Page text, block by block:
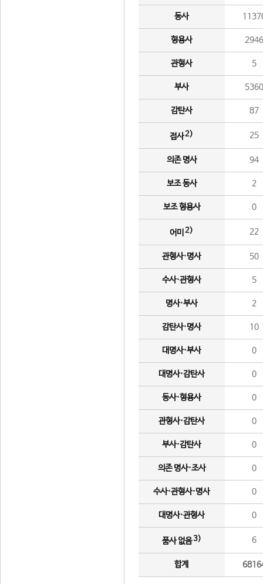
동사
형용사 2946
관형사 5
부사 5360
감탄사 87
접사2) 25
의존 명사 94
보조 동사 2
보조 형용사 0
어미 2) 22
관형사·명사 50
수사·관형사 5
명사·부사 2
감탄사·명사 10
대명사·부사 0
대명사·감탄사 0
동사·형용사 0
관형사·감탄사 0
부사·감탄사 0
의존 명사·조사 0
수사·관형사·명사 0
대명사·관형사 0
품사 없음3) 6
합계